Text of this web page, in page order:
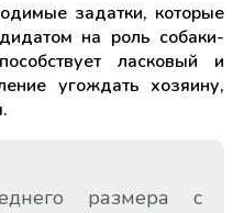
задатки, которые
на роль собаки-
ласковый и
угождать хозяину,
размера с